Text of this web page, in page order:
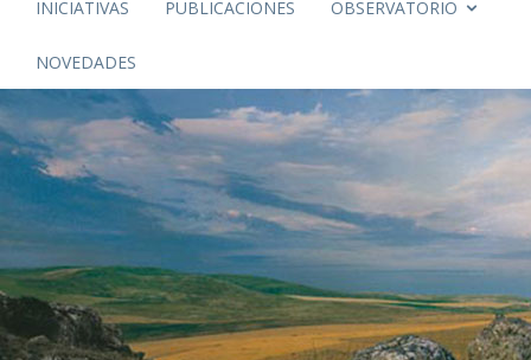
INICIATIVAS PUBLICACIONES OBSERVATORIO
NOVEDADES